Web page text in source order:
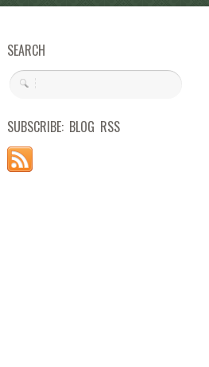
SEARCH
SUBSCRIBE: BLOG RSS